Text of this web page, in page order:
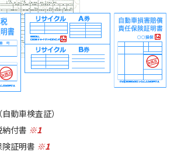
動車検査証）
納付書 ※1
険証明書 ※1